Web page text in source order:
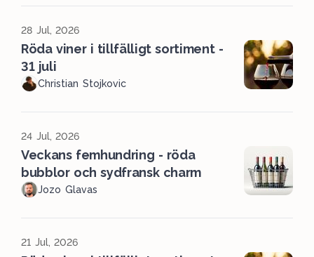
28 Jul, 2026
Röda viner i tillfälligt sortiment -
31 juli
Christian Stojkovic
24 Jul, 2026
Veckans femhundring - röda
bubblor och sydfransk charm
Jozo Glavas
21 Jul, 2026